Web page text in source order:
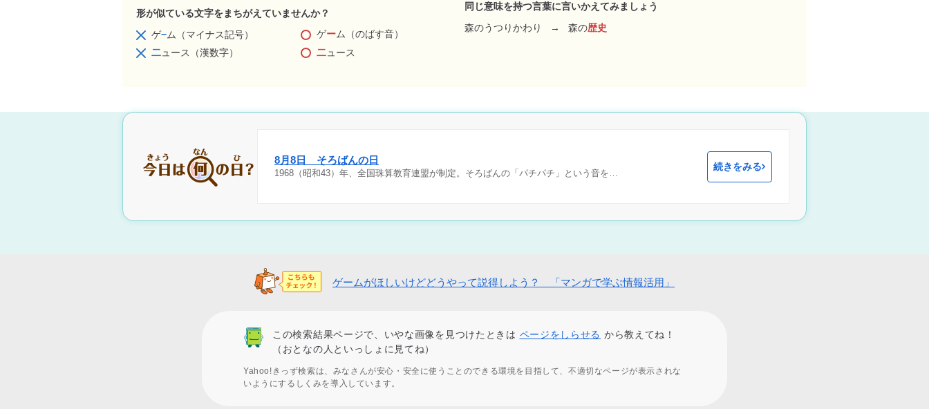
形が似ている文字をまちがえていませんか？
ゲ−ム（マイナス記号） ゲーム（のばす音）
二ュース（漢数字） 二ュース
同じ意味を持つ言葉に言いかえてみましょう
森のうつりかわり
→ 森の歴史
8月8日 そろばんの日
1968（昭和43）年、全国珠算教育連盟が制定。そろばんの「パチパチ」という音を…
続きをみる
ゲームがほしいけどどうやって説得しよう？ 「マンガで学ぶ情報活用」
この検索結果ページで、いやな画像を見つけたときは ページをしらせる から教えてね！
（おとなの人といっしょに見てね）
Yahoo!きっず検索は、みなさんが安心・安全に使うことのできる環境を目指して、不適切なページが表示されな
いようにするしくみを導入しています。